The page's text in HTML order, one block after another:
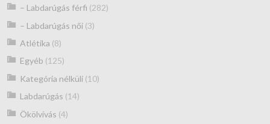
– Labdarúgás férfi (282)
– Labdarúgás női(3)
Atlétika (8)
Egyéb (125)
Kategória nélküli(10)
Labdarúgás (14)
Ökölvívás (4)